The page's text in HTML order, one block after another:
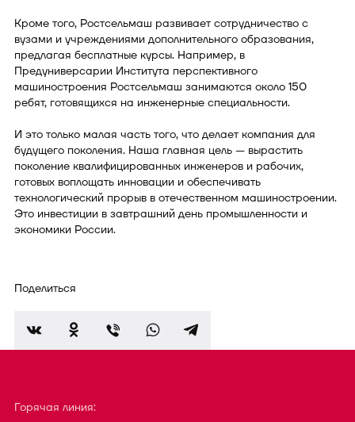
Кроме того, Ростсельмаш развивает сотрудничество с
вузами и учреждениями дополнительного образования,
предлагая бесплатные курсы. Например, в
Предуниверсарии Института перспективного
машиностроения Ростсельмаш занимаются около 150
ребят, готовящихся на инженерные специальности.
И это только малая часть того, что делает компания для
будущего поколения. Наша главная цель — вырастить
поколение квалифицированных инженеров и рабочих,
готовых воплощать инновации и обеспечивать
технологический прорыв в отечественном машиностроении.
Это инвестиции в завтрашний день промышленности и
экономики России.
Поделиться
Горячая линия: